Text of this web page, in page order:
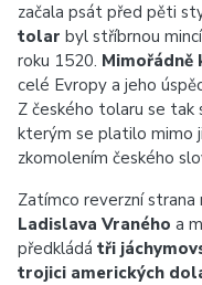
začala psát před pěti
tolar byl stříbrnou
roku 1520.
celé Evropy a jeho
Z českého tolaru se tak
kterým se platilo mimo
zkomolením českého
Zatímco reverzní
Ladislava Vraného a
předkládá tři
trojici amerických